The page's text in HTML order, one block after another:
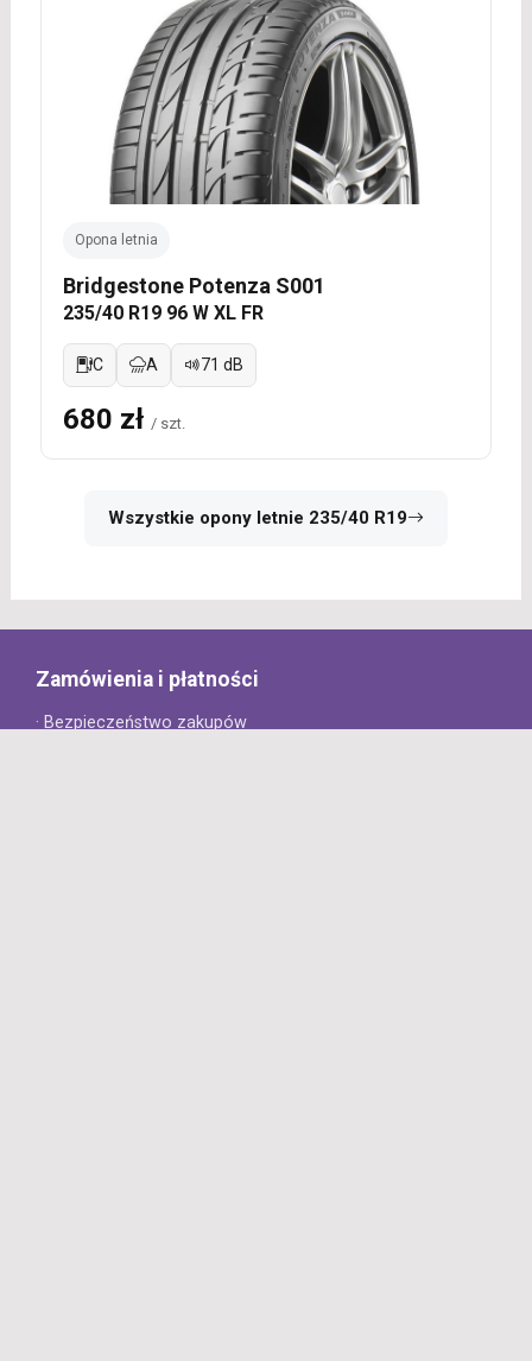
Opona letnia
Bridgestone Potenza S001
235/40 R19 96 W XL FR
C A 71 dB
680 zł / szt.
Wszystkie opony letnie 235/40 R19
Zamówienia i płatności
· Bezpieczeństwo zakupów